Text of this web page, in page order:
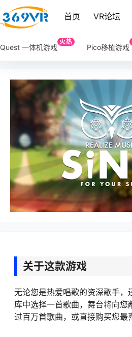
首页 VR论坛
Quest 一体机游戏
火热
Pico移植游戏
关于这款游戏
无论您是热爱唱歌的资深歌手
库中选择一首歌曲，舞台将向
过百万首歌曲，或直接购买您最